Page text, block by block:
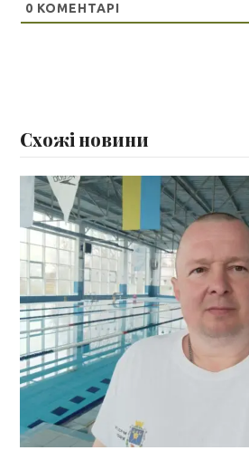
0 КОМЕНТАРІ
Схожі новини